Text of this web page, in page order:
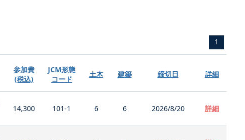
1
参加費
(税込)
JCM形態
コード
土木 建築 締切日 詳細
14,300 101-1 6 6 2026/8/20 詳細